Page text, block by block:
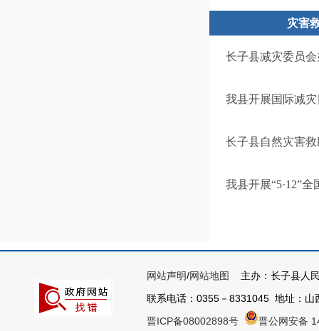
灾害
长子县减灾委员
我县开展国际减
长子县自然灾害
我县开展“5·12”
网站声明/网站地图
主办：长子县人
联系电话：0355－8331045 地址：
晋ICP备08002898号
晋公网安备